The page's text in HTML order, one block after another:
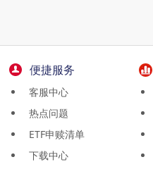
便捷服务
客服中心
热点问题
ETF申赎清单
下载中心